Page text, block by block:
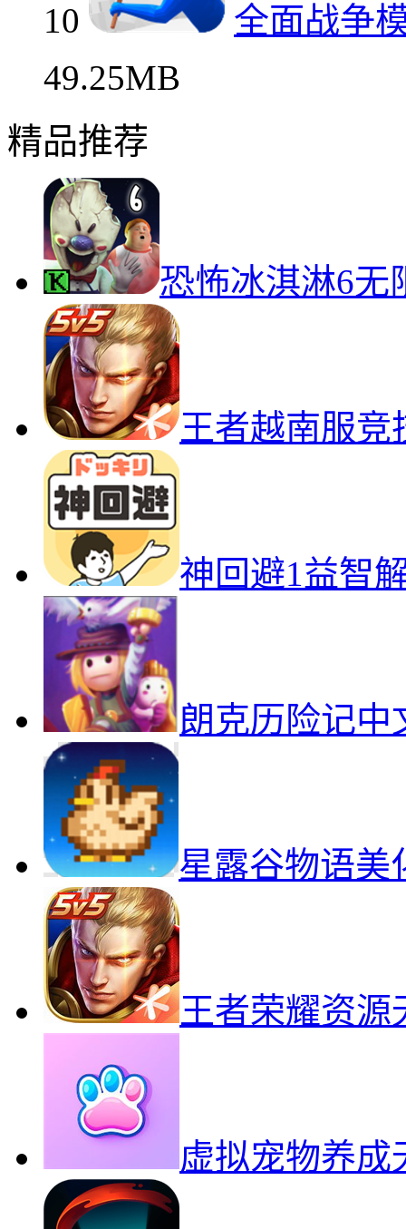
10
全面战争
49.25MB
精品推荐
恐怖冰淇淋6无
王者越南服竞
神回避1益智
朗克历险记中
星露谷物语美
王者荣耀资源
虚拟宠物养成